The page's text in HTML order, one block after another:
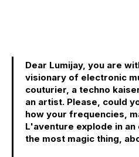
Dear Lumijay, you are
visionary of electronic
couturier, a techno
an artist. Please, could
how your frequencies,
L'aventure explode in
the most magic thing,